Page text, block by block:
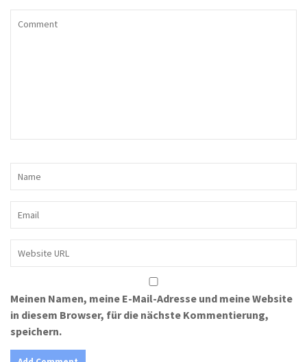
Meinen Namen, meine E-Mail-Adresse und meine Website
in diesem Browser, für die nächste Kommentierung,
speichern.